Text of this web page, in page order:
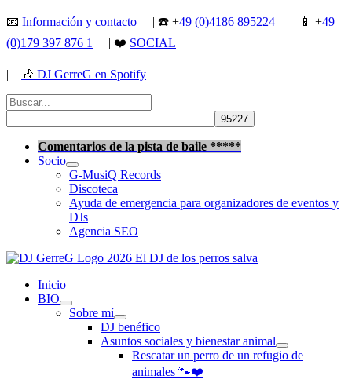
Ir
contenido
📧 Información y contacto | ☎️ +49 (0)4186 895224 | 📱 +49
(0)179 397 876 1
| ❤️ SOCIAL
| 🎶 DJ GerreG en Spotify
Buscar
por:
Comentarios de la pista de baile *****
Socio
G-MusiQ Records
Discoteca
Ayuda de emergencia para organizadores de eventos y
DJs
Agencia SEO
Inicio
BIO
Sobre mí
DJ benéfico
Asuntos sociales y bienestar animal
Rescatar un perro de un refugio de
animales 🐾❤️